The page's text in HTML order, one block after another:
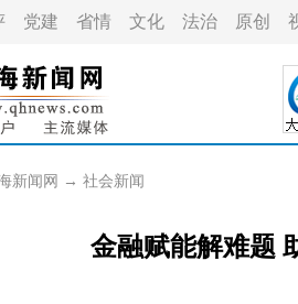
党建 省情 文化 法治 原创
新闻网 → 社会新闻
金融赋能解难题